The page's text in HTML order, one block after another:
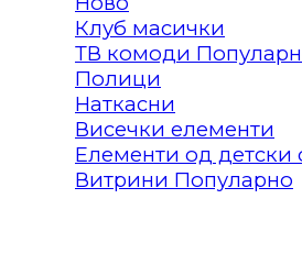
Клуб масички
ТВ комоди
Полици
Наткасни
Висечки елементи
Елементи од детски
Витрини